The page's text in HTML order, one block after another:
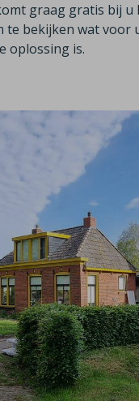
graag gratis bij u
te bekijken wat voor
oplossing is.